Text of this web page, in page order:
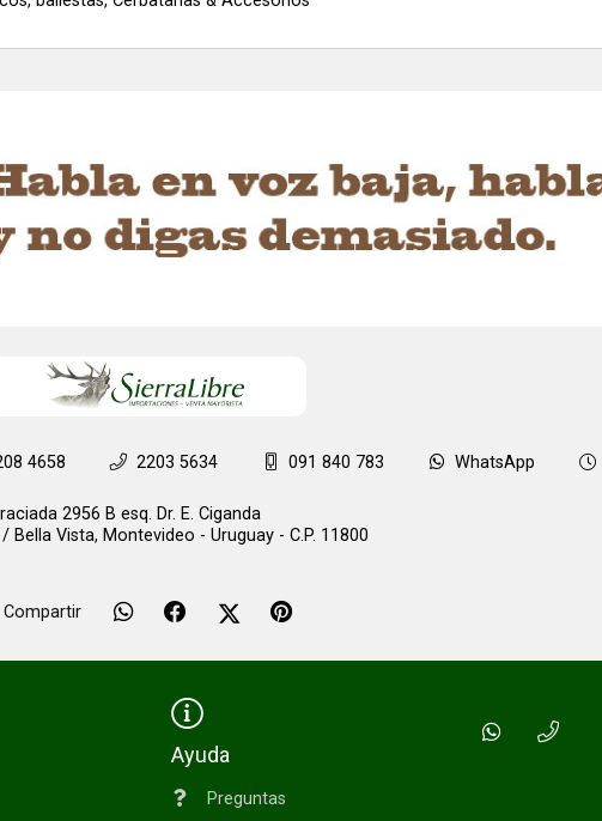
4658 2203 5634 091 840 783 WhatsApp
2956 B esq. Dr. E. Ciganda
Bella Vista, Montevideo - Uruguay - C.P. 11800
Compartir
Ayuda
Preguntas